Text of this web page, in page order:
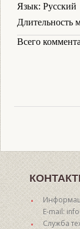
Язык: Русский
Длительность
Всего
E-mail:
Служба